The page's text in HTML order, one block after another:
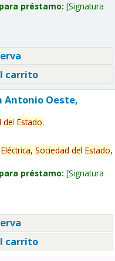
préstamo: Signatura
carrito
Antonio Oeste,
del Estado.
Eléctrica, Sociedad del Estado,
préstamo: Signatura
carrito